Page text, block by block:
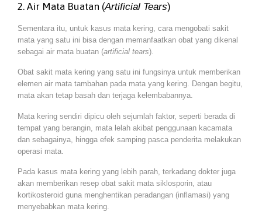
2. Air Mata Buatan (Artificial Tears)
Sementara itu, untuk kasus mata kering, cara mengobati sakit
mata yang satu ini bisa dengan memanfaatkan obat yang dikenal
sebagai air mata buatan (artificial tears).
Obat sakit mata kering yang satu ini fungsinya untuk memberikan
elemen air mata tambahan pada mata yang kering. Dengan begitu,
mata akan tetap basah dan terjaga kelembabannya.
Mata kering sendiri dipicu oleh sejumlah faktor, seperti berada di
tempat yang berangin, mata lelah akibat penggunaan kacamata
dan sebagainya, hingga efek samping pasca penderita melakukan
operasi mata.
Pada kasus mata kering yang lebih parah, terkadang dokter juga
akan memberikan resep obat sakit mata siklosporin, atau
kortikosteroid guna menghentikan peradangan (inflamasi) yang
menyebabkan mata kering.